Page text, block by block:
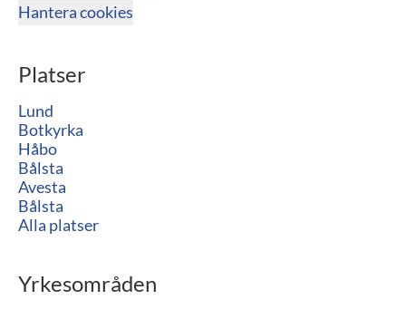
Hantera cookies
Platser
Lund
Botkyrka
Håbo
Bålsta
Avesta
Bålsta
Alla platser
Yrkesområden